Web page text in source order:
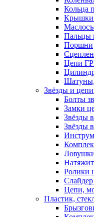
Кольца
Крышки
Пальцы
Поршни
Цепи
Звёзды и цепи
Болты
Замки
Звёзды
Звёзды
Ролики
Цепи,
Пластик,